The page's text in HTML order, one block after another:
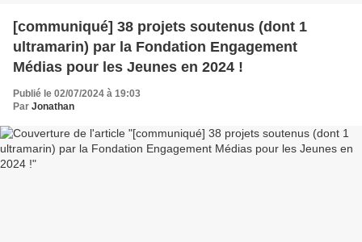
[communiqué] 38 projets soutenus (dont 1
ultramarin) par la Fondation Engagement
Médias pour les Jeunes en 2024 !
Publié le 02/07/2024 à 19:03
Par Jonathan